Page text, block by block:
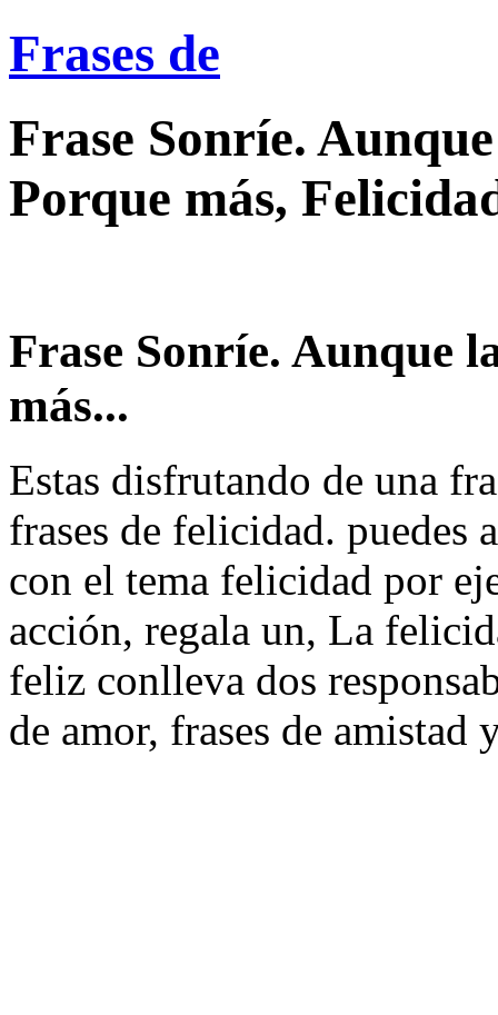
Frases de
Frase Sonríe.
Porque más,
Frase Sonríe. Aunque
más...
Estas disfrutando de una
frases de felicidad. puedes
con el tema felicidad por
acción, regala un, La
feliz conlleva dos
de amor, frases de amistad